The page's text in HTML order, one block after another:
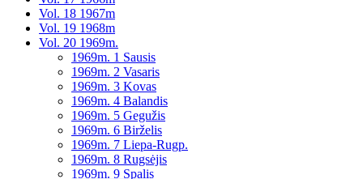
Vol. 18 1967m
Vol. 19 1968m
Vol. 20 1969m.
1969m. 1 Sausis
1969m. 2 Vasaris
1969m. 3 Kovas
1969m. 4 Balandis
1969m. 5 Gegužis
1969m. 6 Birželis
1969m. 7 Liepa-Rugp.
1969m. 8 Rugsėjis
1969m. 9 Spalis